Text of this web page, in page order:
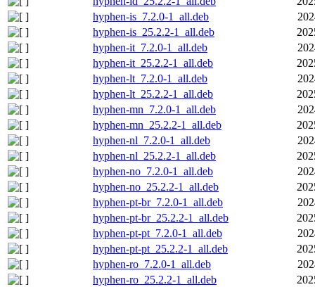
hyphen-is_7.2.0-1_all.deb
hyphen-is_25.2.2-1_all.deb
hyphen-it_7.2.0-1_all.deb
hyphen-it_25.2.2-1_all.deb
hyphen-lt_7.2.0-1_all.deb
hyphen-lt_25.2.2-1_all.deb
hyphen-mn_7.2.0-1_all.deb
hyphen-mn_25.2.2-1_all.deb
hyphen-nl_7.2.0-1_all.deb
hyphen-nl_25.2.2-1_all.deb
hyphen-no_7.2.0-1_all.deb
hyphen-no_25.2.2-1_all.deb
hyphen-pt-br_7.2.0-1_all.deb
hyphen-pt-br_25.2.2-1_all.deb
hyphen-pt-pt_7.2.0-1_all.deb
hyphen-pt-pt_25.2.2-1_all.deb
hyphen-ro_7.2.0-1_all.deb
hyphen-ro_25.2.2-1_all.deb